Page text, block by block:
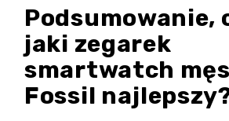
Podsumowanie,
jaki zegarek
smartwatch
Fossil